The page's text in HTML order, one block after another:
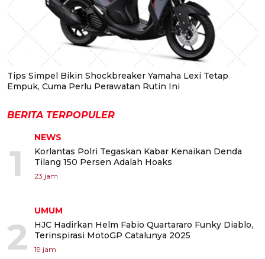
Tips Simpel Bikin Shockbreaker Yamaha Lexi Tetap
Empuk, Cuma Perlu Perawatan Rutin Ini
BERITA TERPOPULER
1
NEWS
Korlantas Polri Tegaskan Kabar Kenaikan Denda
Tilang 150 Persen Adalah Hoaks
23 jam
2
UMUM
HJC Hadirkan Helm Fabio Quartararo Funky Diablo,
Terinspirasi MotoGP Catalunya 2025
19 jam